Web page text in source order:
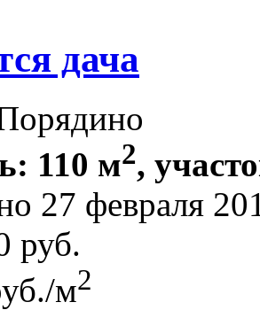
дача
110 м2,
27 февраля
руб.
м2